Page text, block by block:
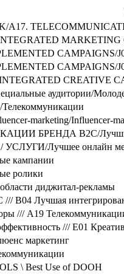
A17.
MARKETING
CAMPAIGNS/
CREATIVE
аудитории/
marketing/Influencer-
БРЕНДА B2C/Лучший
Лучшее онлайн
кампании
ролики
диджитал-рекламы
B04 Лучшая
/// A19
/// E01
маркетинг
\ Best Use of DOOH